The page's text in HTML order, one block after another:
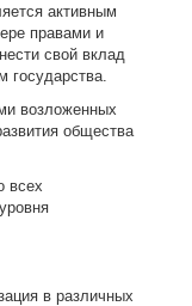
активным
правами и
свой вклад
государства.
возложенных
общества
всех
в различных